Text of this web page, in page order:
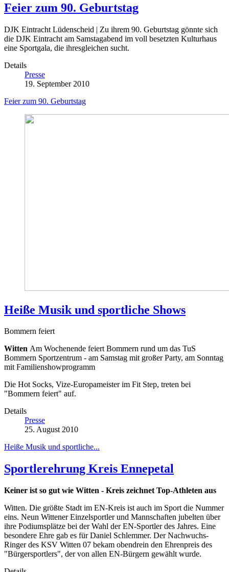
Feier zum 90. Geburtstag
DJK Eintracht Lüdenscheid | Zu ihrem 90. Geburtstag gönnte sich
die DJK Eintracht am Samstagabend im voll besetzten Kulturhaus
eine Sportgala, die ihresgleichen sucht.
Details
Presse
19. September 2010
Feier zum 90. Geburtstag
Heiße Musik und sportliche Shows
Bommern feiert
Witten Am Wochenende feiert Bommern rund um das TuS
Bommern Sportzentrum - am Samstag mit großer Party, am Sonntag
mit Familienshowprogramm
Die Hot Socks, Vize-Europameister im Fit Step, treten bei
"Bommern feiert" auf.
Details
Presse
25. August 2010
Heiße Musik und sportliche...
Sportlerehrung Kreis Ennepetal
Keiner ist so gut wie Witten - Kreis zeichnet Top-Athleten aus
Witten. Die größte Stadt im EN-Kreis ist auch im Sport die Nummer
eins. Neun Wittener Einzelsportler und Mannschaften jubelten über
ihre Podiumsplätze bei der Wahl der EN-Sportler des Jahres. Eine
besondere Ehre gab es für Daniel Schlemmer. Der Nachwuchs-
Ringer des KSV Witten 07 bekam obendrein den Ehrenpreis des
"Bürgersportlers", der von allen EN-Bürgern gewählt wurde.